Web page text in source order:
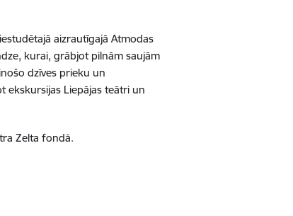
aizrautīgajā Atmodas
kurai, grābjot pilnām saujām
dzīves prieku un
ekskursijas Liepājas teātri un
Teātra Zelta fondā.